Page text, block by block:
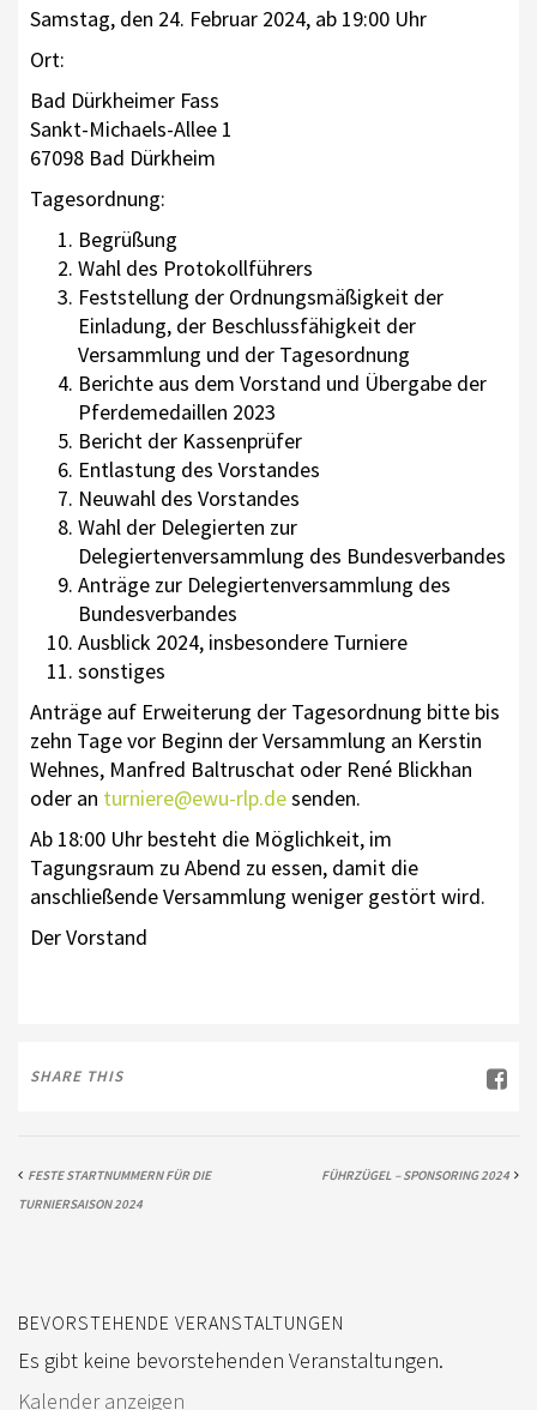
IMPRESSUM
DATENSCHUTZ
Samstag, den 24. Februar 2024, ab 19:00 Uhr
Ort:
Bad Dürkheimer Fass
Sankt-Michaels-Allee 1
67098 Bad Dürkheim
Tagesordnung:
Begrüßung
Wahl des Protokollführers
Feststellung der Ordnungsmäßigkeit der
Einladung, der Beschlussfähigkeit der
Versammlung und der Tagesordnung
Berichte aus dem Vorstand und Übergabe der
Pferdemedaillen 2023
Bericht der Kassenprüfer
Entlastung des Vorstandes
Neuwahl des Vorstandes
Wahl der Delegierten zur
Delegiertenversammlung des Bundesverbandes
Anträge zur Delegiertenversammlung des
Bundesverbandes
Ausblick 2024, insbesondere Turniere
sonstiges
Anträge auf Erweiterung der Tagesordnung bitte bis
zehn Tage vor Beginn der Versammlung an Kerstin
Wehnes, Manfred Baltruschat oder René Blickhan
oder an turniere@ewu-rlp.desenden.
Ab 18:00 Uhr besteht die Möglichkeit, im
Tagungsraum zu Abend zu essen, damit die
anschließende Versammlung weniger gestört wird.
Der Vorstand
SHARE THIS
FESTE STARTNUMMERN FÜR DIE
TURNIERSAISON 2024
FÜHRZÜGEL – SPONSORING 2024
BEVORSTEHENDE VERANSTALTUNGEN
Es gibt keine bevorstehenden Veranstaltungen.
Kalender anzeigen